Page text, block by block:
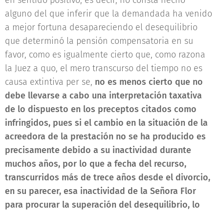
alguno del que inferir que la demandada ha venido
a mejor fortuna desapareciendo el desequilibrio
que determinó la pensión compensatoria en su
favor, como es igualmente cierto que, como razona
la Juez a quo, el mero transcurso del tiempo no es
causa extintiva per se, no es menos cierto que no
debe llevarse a cabo una interpretación taxativa
de lo dispuesto en los preceptos citados como
infringidos, pues si el cambio en la situación de la
acreedora de la prestación no se ha producido es
precisamente debido a su inactividad durante
muchos años, por lo que a fecha del recurso,
transcurridos más de trece años desde el divorcio,
en su parecer, esa inactividad de la Señora Flor
para procurar la superación del desequilibrio, lo